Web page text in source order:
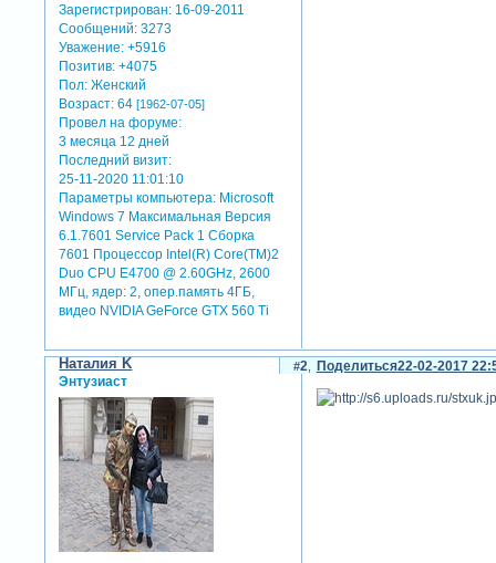
Зарегистрирован: 16-09-2011
Сообщений: 3273
Уважение: +5916
Позитив: +4075
Пол: Женский
Возраст: 64[1962-07-05]
Провел на форуме:
3 месяца 12 дней
Последний визит:
25-11-2020 11:01:10
Параметры компьютера: Microsoft
Windows 7 Максимальная Версия
6.1.7601 Service Pack 1 Сборка
7601 Процессор Intel(R) Core(TM)2
Duo CPU E4700 @ 2.60GHz, 2600
МГц, ядер: 2, опер.память 4ГБ,
видео NVIDIA GeForce GTX 560 Ti
Поделиться
2 22-02-2017
Наталия K
Энтузиаст